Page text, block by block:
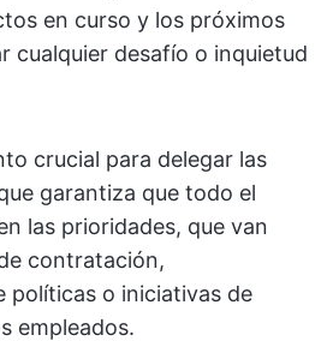
en curso y los próximos
cualquier desafío o inquietud
crucial para delegar las
garantiza que todo el
las prioridades, que van
contratación,
políticas o iniciativas de
empleados.